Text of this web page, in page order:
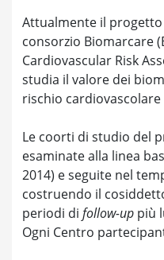
Attualmente il
consorzio Biomarcare
Cardiovascular Risk
studia il valore dei
rischio cardiovascolare
Le coorti di studio del
esaminate alla linea
2014) e seguite nel
costruendo il
periodi di follow-up più
Ogni Centro